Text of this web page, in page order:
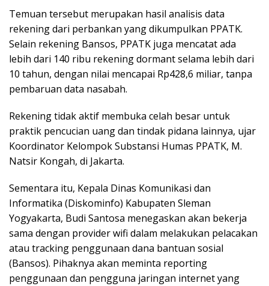
Temuan tersebut merupakan hasil analisis data
rekening dari perbankan yang dikumpulkan PPATK.
Selain rekening Bansos, PPATK juga mencatat ada
lebih dari 140 ribu rekening dormant selama lebih dari
10 tahun, dengan nilai mencapai Rp428,6 miliar, tanpa
pembaruan data nasabah.
Rekening tidak aktif membuka celah besar untuk
praktik pencucian uang dan tindak pidana lainnya, ujar
Koordinator Kelompok Substansi Humas PPATK, M.
Natsir Kongah, di Jakarta.
Sementara itu, Kepala Dinas Komunikasi dan
Informatika (Diskominfo) Kabupaten Sleman
Yogyakarta, Budi Santosa menegaskan akan bekerja
sama dengan provider wifi dalam melakukan pelacakan
atau tracking penggunaan dana bantuan sosial
(Bansos). Pihaknya akan meminta reporting
penggunaan dan pengguna jaringan internet yang